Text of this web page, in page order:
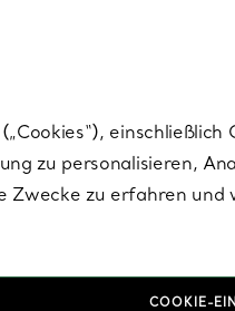
zu personalisieren,
zu erfahren
COOKIE-